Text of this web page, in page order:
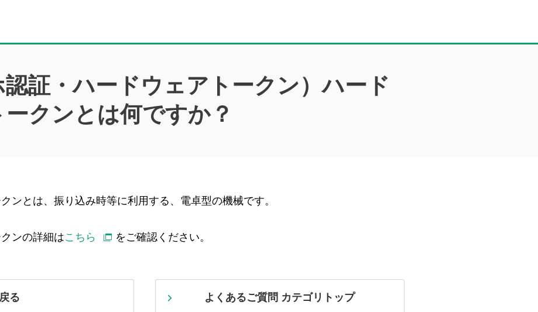
認証・ハードウェアトークン）ハード
クンとは何ですか？
ンとは、振り込み時等に利用する、電卓型の機械です。
ンの詳細はこちら をご確認ください。
戻る よくあるご質問 カテゴリトップ